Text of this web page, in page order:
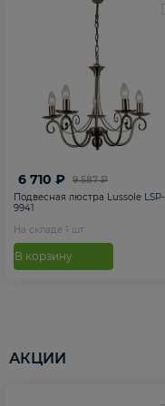
9 587 ₽
6 710 ₽
Подвесная люстра Lussole LSP-
9941
На складе 1 шт
В корзину
АКЦИИ